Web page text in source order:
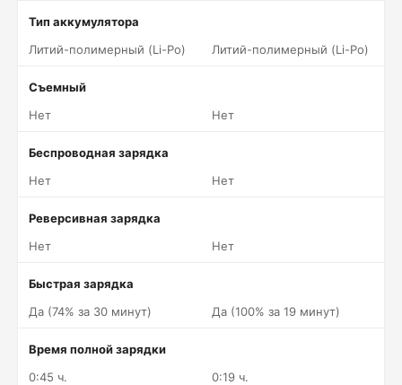
Тип аккумулятора
Литий-полимерный (Li-Po)
Литий-полимерный (Li-Po)
Съемный
Нет
Нет
Беспроводная зарядка
Нет
Нет
Реверсивная зарядка
Нет
Нет
Быстрая зарядка
Да (74% за 30 минут)
Да (100% за 19 минут)
Время полной зарядки
0:45 ч.
0:19 ч.